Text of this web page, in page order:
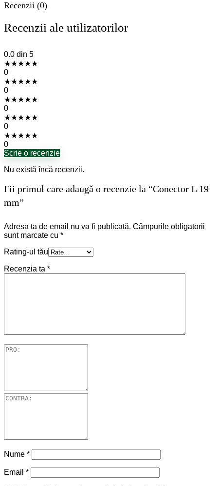
Recenzii (0)
Recenzii ale utilizatorilor
0.0 din 5
★★★★★
0
★★★★★
0
★★★★★
0
★★★★★
0
★★★★★
0
Scrie o recenzie
Nu există încă recenzii.
Fii primul care adaugă o recenzie la “Conector L 19
mm”
Adresa ta de email nu va fi publicată. Câmpurile obligatorii
sunt marcate cu *
Rating-ul tău
Recenzia ta *
Nume *
Email *